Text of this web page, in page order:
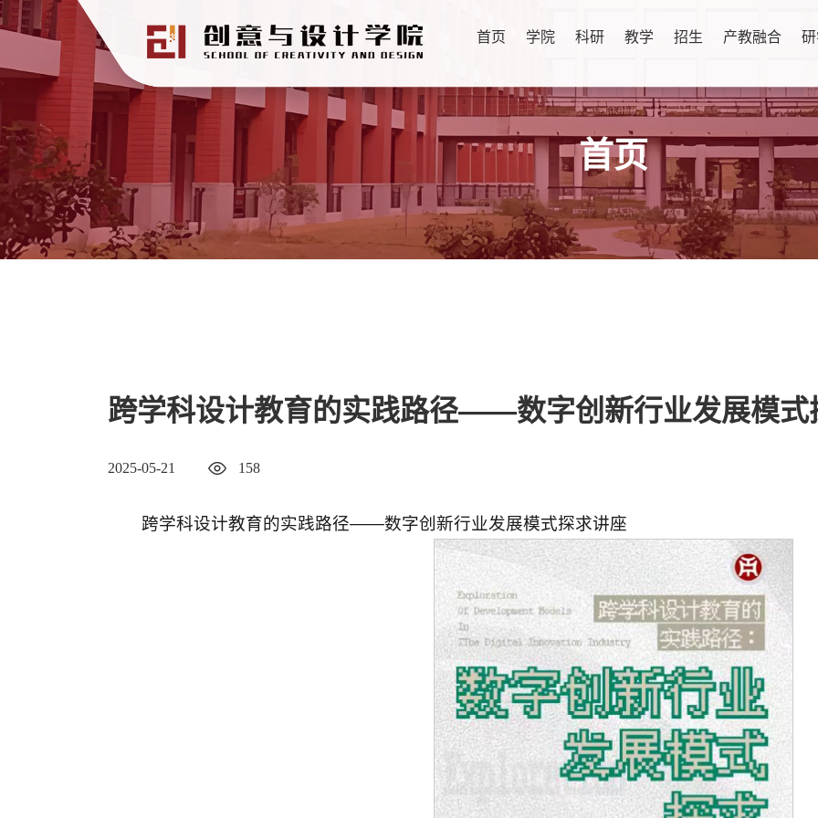
首页 学院 科研 教学 招生 产教融合
首页
跨学科设计教育的实践路径——数字创新行业发展模式
2025-05-21 158
跨学科设计教育的实践路径——数字创新行业发展模式探求讲座